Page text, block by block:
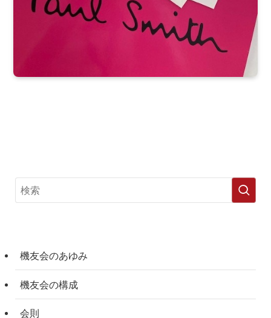
機友会のあゆみ
機友会の構成
会則